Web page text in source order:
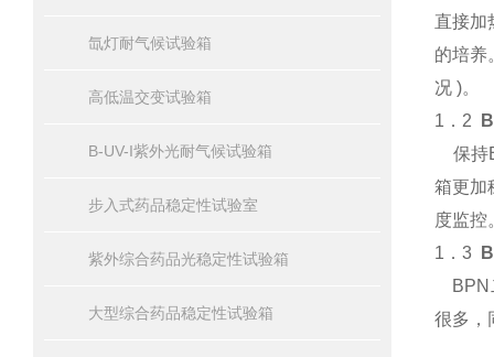
氙灯耐气候试验箱
高低温交变试验箱
B-UV-I紫外光耐气候试验箱
步入式药品稳定性试验室
紫外综合药品光稳定性试验箱
大型综合药品稳定性试验箱
直接加
的培养
况 )。
1．2
保持
箱更加
度监控
1．3
BPN
很多，